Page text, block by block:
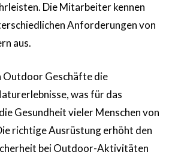
Die Mitarbeiter kennen
Anforderungen von
aus.
Geschäfte die
was für das
Gesundheit vieler Menschen von
richtige Ausrüstung erhöht den
bei Outdoor-Aktivitäten